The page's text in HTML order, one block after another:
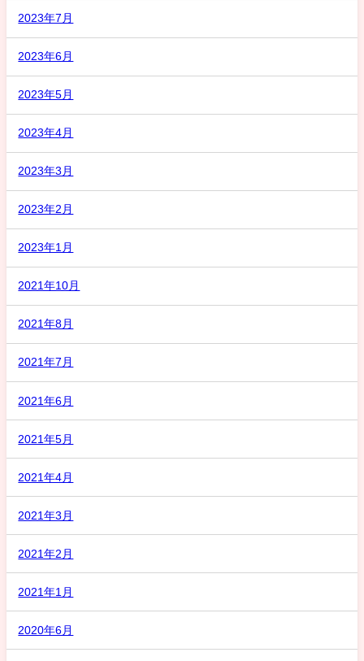
2023年7月
2023年6月
2023年5月
2023年4月
2023年3月
2023年2月
2023年1月
2021年10月
2021年8月
2021年7月
2021年6月
2021年5月
2021年4月
2021年3月
2021年2月
2021年1月
2020年6月